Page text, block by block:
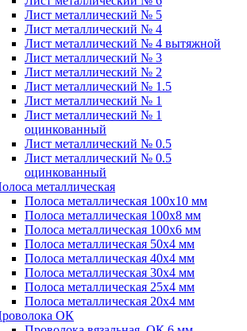
Лист металлический № 5
Лист металлический № 4
Лист металлический № 4 вытяжной
Лист металлический № 3
Лист металлический № 2
Лист металлический № 1.5
Лист металлический № 1
Лист металлический № 1
оцинкованный
Лист металлический № 0.5
Лист металлический № 0.5
оцинкованный
металлическая
Полоса металлическая 100х10 мм
Полоса металлическая 100х8 мм
Полоса металлическая 100х6 мм
Полоса металлическая 50х4 мм
Полоса металлическая 40х4 мм
Полоса металлическая 30х4 мм
Полоса металлическая 25х4 мм
Полоса металлическая 20х4 мм
ОК